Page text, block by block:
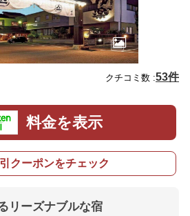
クチコミ数 :53件
料金を表示
クーポンをチェック
リーズナブルな宿